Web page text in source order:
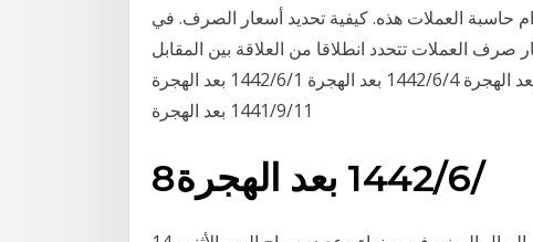
حاسبة العملات هذه. كيفية تحديد أسعار الصرف. في
العملات تتحدد انطلاقا من العلاقة بين المقابل
الذهبي للعملة مقارنة مع العملات الأخرى. 5‏‏/6‏‏/1442 بعد الهجرة 4‏‏/6‏‏/1442 بعد الهجرة 1‏‏/6‏‏/1442 بعد الهجرة
11‏‏/9‏‏/1441 بعد الهجرة
8‏‏/6‏‏/1442 بعد الهجرة